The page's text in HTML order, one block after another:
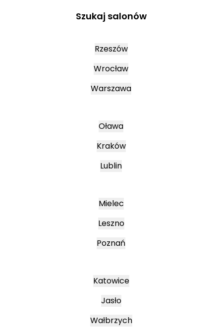
Szukaj salonów
Rzeszów
Wrocław
Warszawa
Oława
Kraków
Lublin
Mielec
Leszno
Poznań
Katowice
Jasło
Wałbrzych